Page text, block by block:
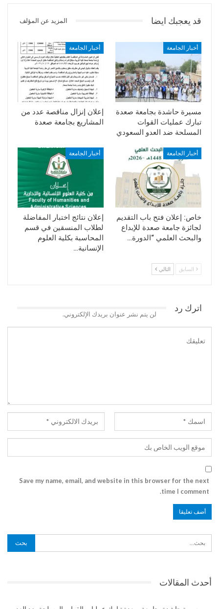
قد يعجبك ايضا المزيد عن المؤلف
أخبار الجامعة
مسيرة حاشدة بجامعة صعدة
تبارك عمليات القوات
المسلحة ضد العدو السعودي
أخبار الجامعة
إعلان إنزال مناقصة عدد من
المشاريع بجامعة صعدة
أخبار الجامعة
خاص: إعلان فتح باب التقديم
لجائزة جامعة صعدة للإبداع
والبحث العلمي “الدورة…
أخبار الجامعة
إعلان نتائج اختبار المفاضلة
لطلاب المنسقين في قسم
المحاسبة بكلية العلوم
الإنسانية…
السابق التالي
اترك رد
لن يتم نشر عنوان بريدك الإلكتروني.
Save my name, email, and website in this browser for the next
time I comment.
أحدث المقالات